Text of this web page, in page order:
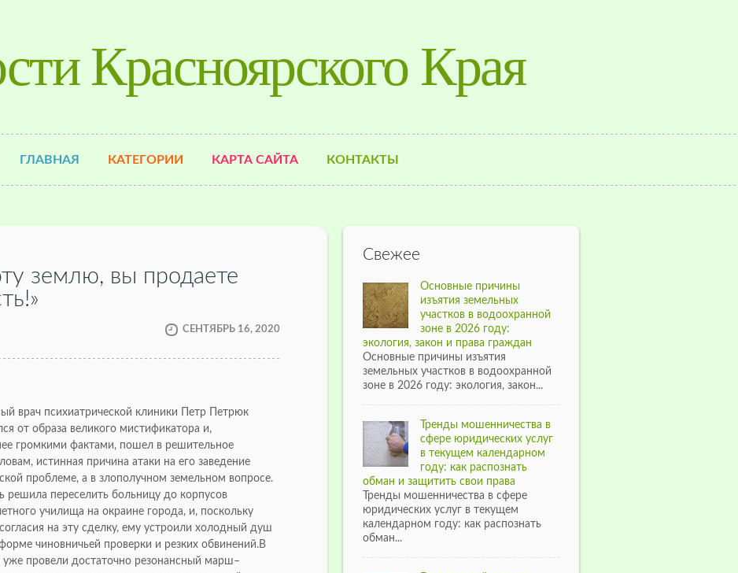
Красноярского Края
ГЛАВНАЯ КАТЕГОРИИ КАРТА САЙТА КОНТАКТЫ
землю, вы продаете
СЕНТЯБРЬ 16, 2020
врач психиатрической клиники Петр Петрюк
от образа великого мистификатора и,
громкими фактами, пошел в решительное
истинная причина атаки на его заведение
проблеме, а в злополучном земельном вопросе.
решила переселить больницу до корпусов
училища на окраине города, и, поскольку
на эту сделку, ему устроили холодный душ
чиновничьей проверки и резких обвинений.В
уже провели достаточно резонансный марш–
Свежее
Основные причины
изъятия земельных
участков в водоохранной
зоне в 2026 году:
экология, закон и права граждан
Основные причины изъятия
земельных участков в водоохранной
зоне в 2026 году: экология, закон...
Тренды мошенничества в
сфере юридических услуг
в текущем календарном
году: как распознать
обман и защитить свои права
Тренды мошенничества в сфере
юридических услуг в текущем
календарном году: как распознать
обман...